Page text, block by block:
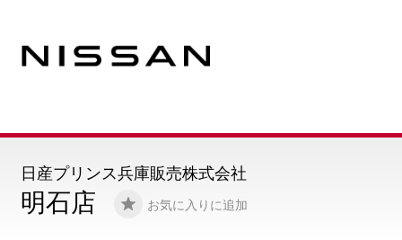
明石店 お気に入りに追加
日産プリンス兵庫販売株式会社